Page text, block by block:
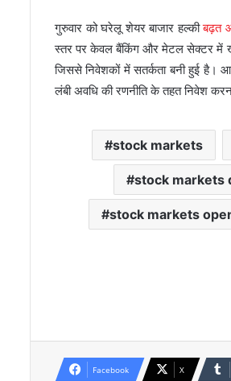
गुरुवार को घरेलू शेयर बाजार हल्कीबढ़त
स्तर पर केवल बैंकिंग और मेटल सेक्टर में
जिससे निवेशकों में सतर्कता बनी हुई है।
लंबी अवधि की रणनीति के तहत निवेश
stock markets
stock markets
stock markets
Facebook X